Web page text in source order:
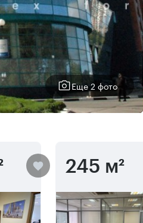
Еще 2 фото
245 м²